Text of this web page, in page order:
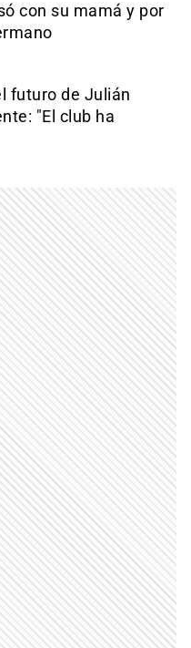
con su mamá y por
futuro de Julián
"El club ha